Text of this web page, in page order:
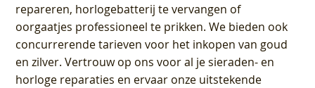
repareren, horlogebatterij te vervangen of
oorgaatjes professioneel te prikken. We bieden ook
concurrerende tarieven voor het inkopen van goud
en zilver. Vertrouw op ons voor al je sieraden- en
horloge reparaties en ervaar onze uitstekende